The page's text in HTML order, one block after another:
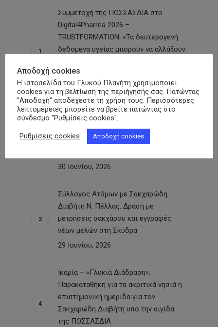
Συμμετοχή της ΠΟΣΣΑΣΔΙΑ στο
Digital4Pharma 2026 –
TRUSTFORMATION: «Τα δευτερογενή
δεδομένα υγείας μπορούν να αλλάξουν
για τον σακχαρώδη διαβήτη»
10 Ιουλίου, 2026
Καλαμάτα-«Γλυκιά Μεσσηνία»: Δράση
με δωρεάν προληπτικές εξετάσεις σε
150 ανθρώπους στην Κεντρική Αγορά
30 Ιουνίου, 2026
Σύλλογος Ατόμων με Σακχαρώδη
Διαβήτη Ν. Πέλλας: Δράση με
μετρήσεις σακχάρου και εγγραφές
νέων μελών στη Σκύδρα
29 Ιουνίου, 2026
Ικαρία – «Γλυκιά Διάδραση»:
Παρακαταθήκη για τα ακριτικά νησιά η
επιστημονική ημερίδα για τον
Σακχαρώδη Διαβήτη υπό την αιγίδα
της ΠΟΣΣΑΣΔΙΑ
Αποδοχή cookies
Η ιστοσελίδα του Γλυκού Πλανήτη χρησιμοποιεί
cookies για τη βελτίωση της περιήγησής σας. Πατώντας
"Αποδοχή" αποδέχεστε τη χρήση τους. Περισσότερες
λεπτομέρειες μπορείτε να βρείτε πατώντας στο
σύνδεσμο "Ρυθμίσεις cookies".
Ρυθμίσεις cookies Αποδοχή cookies